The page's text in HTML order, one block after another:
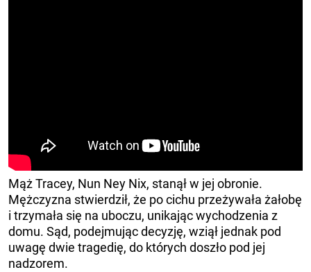
Mąż Tracey, Nun Ney Nix, stanął w jej obronie.
Mężczyzna stwierdził, że po cichu przeżywała żałobę
i trzymała się na uboczu, unikając wychodzenia z
domu. Sąd, podejmując decyzję, wziął jednak pod
uwagę dwie tragedię, do których doszło pod jej
nadzorem.